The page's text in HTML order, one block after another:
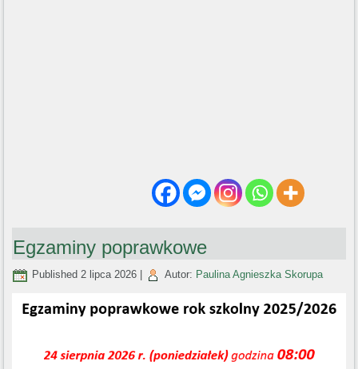
Egzaminy poprawkowe
Published 2 lipca 2026 Autor: Paulina Agnieszka Skorupa